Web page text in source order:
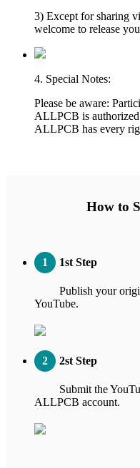
3) Except for sharing
welcome to release
4. Special Notes:
Please be aware:
ALLPCB is
ALLPCB has every
How to
1 1st Step
Publish your
YouTube.
2 2st Step
Submit the
ALLPCB account.